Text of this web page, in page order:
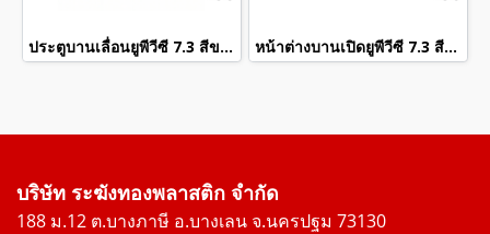
ประตูบานเลื่อนยูพีวีซี 7.3 สีขาว winstar หน้าต่างบานเปิดยูพีวีซี 7.3 สีขาว winstar
บริษัท ระฆังทองพลาสติก จำกัด
188 ม.12 ต.บางภาษี อ.บางเลน จ.นครปฐม 73130